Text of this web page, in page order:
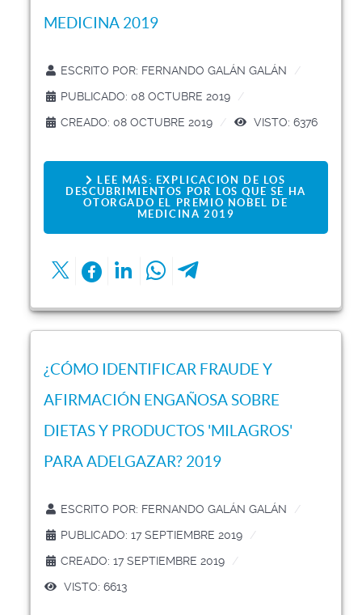
MEDICINA 2019
ESCRITO POR: FERNANDO GALÁN GALÁN
PUBLICADO: 08 OCTUBRE 2019
CREADO: 08 OCTUBRE 2019
VISTO: 6376
LEE MÁS: EXPLICACIÓN DE LOS
DESCUBRIMIENTOS POR LOS QUE SE HA
OTORGADO EL PREMIO NOBEL DE
MEDICINA 2019
¿CÓMO IDENTIFICAR FRAUDE Y
AFIRMACIÓN ENGAÑOSA SOBRE
DIETAS Y PRODUCTOS 'MILAGROS'
PARA ADELGAZAR? 2019
ESCRITO POR: FERNANDO GALÁN GALÁN
PUBLICADO: 17 SEPTIEMBRE 2019
CREADO: 17 SEPTIEMBRE 2019
VISTO: 6613